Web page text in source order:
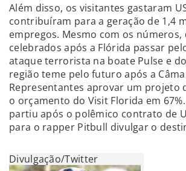
Além disso, os visitantes gastaram
contribuíram para a geração de 1,4
empregos. Mesmo com os
celebrados após a Flórida passar
ataque terrorista na boate Pulse e
região teme pelo futuro após a
Representantes aprovar um projeto
o orçamento do Visit Florida em
partiu após o polêmico contrato de
para o rapper Pitbull divulgar o
Divulgação/Twitter